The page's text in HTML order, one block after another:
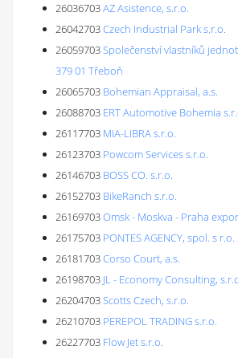
26036703AZ Asistence, s.r.o.
26042703Czech Industrial Park s.r.o.
26059703Společenství vlastníků
379 01 Třeboň
26065703 Bohemian Appraisal, a.s.
26088703 ERT Automotive Bohemia
26117703 MIA-LIBRA s.r.o.
26123703 Powcom Services s.r.o.
26146703 BOSS CO. s.r.o.
26152703 BikeRanch s.r.o.
26169703Omsk - Moskva - Praha
26175703 PONTES AGENCY, spol. s r.o.
26181703Corso Court, a.s.
26198703 JL - Economy Consulting,
26204703Scotts Czech, s.r.o.
26210703 PEREPOL TRADING s.r.o.
26227703 Flow Jet s.r.o.